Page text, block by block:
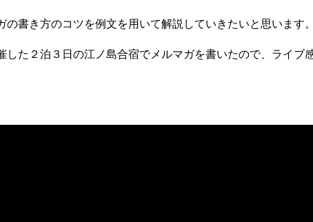
の書き方のコツを例文を用いて解説していきたいと思います。
した２泊３日の江ノ島合宿でメルマガを書いたので、ライブ